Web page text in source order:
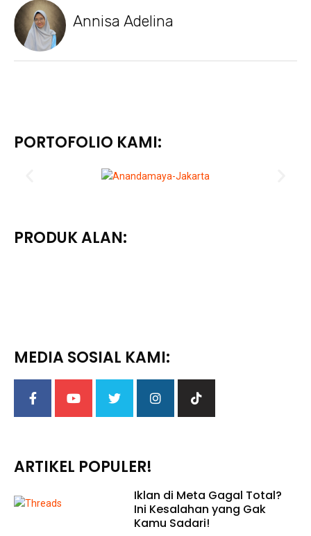
Annisa Adelina
PORTOFOLIO KAMI:
PRODUK ALAN:
MEDIA SOSIAL KAMI:
ARTIKEL POPULER!
Iklan di Meta Gagal Total?
Ini Kesalahan yang Gak
Kamu Sadari!